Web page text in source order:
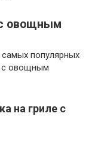
овощным
популярных
с овощным
на гриле с